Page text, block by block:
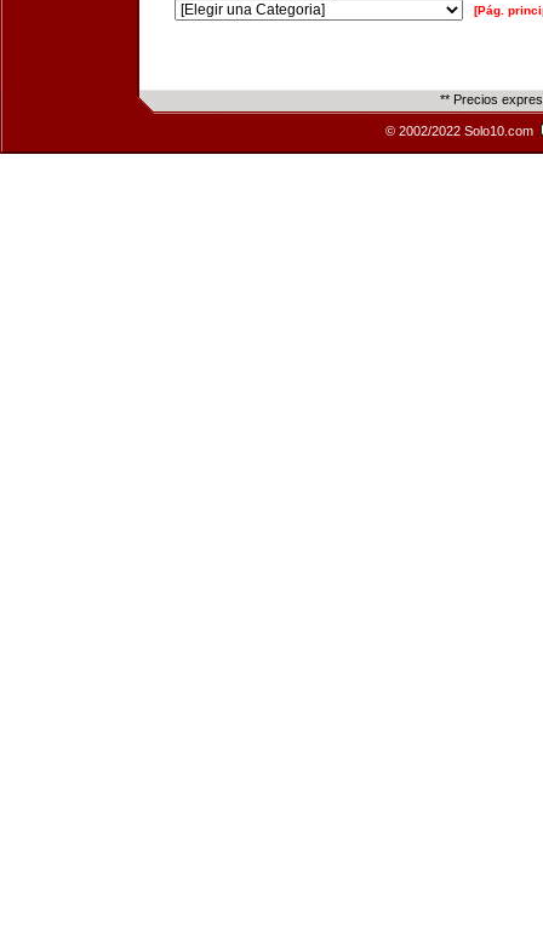
[Pág.
** Precios
© 2002/2022 Solo10.com